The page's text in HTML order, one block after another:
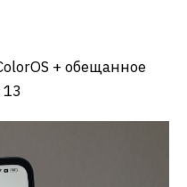
+ обещанное